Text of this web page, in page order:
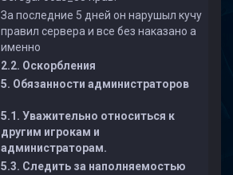
За последние 5 дней он нарушыл кучу
правил сервера и все без наказано а
именно
2.2. Оскорбления
5. Обязанности администраторов
5.1. Уважительно относиться к
другим игрокам и
администраторам.
5.3. Следить за наполняемостью